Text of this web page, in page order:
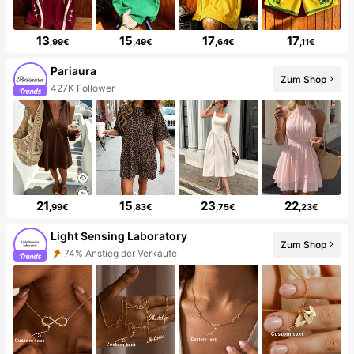
13 ,99€ 15 ,49€ 17,64€ 17,11€
Pariaura
427K Follower
Zum Shop
21 ,99€ 15 ,83€ 23 ,75€ 22,23€
Light Sensing Laboratory
74% Anstieg der Verkäufe
Zum Shop